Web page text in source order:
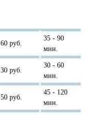
60 руб.
35 - 90
мин.
30 руб.
30 - 60
мин.
50 руб.
45 - 120
мин.